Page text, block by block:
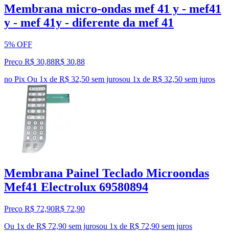
Membrana micro-ondas mef 41 y - mef41
y - mef 41y - diferente da mef 41
5% OFF
Preço R$ 30,88R$ 30,88
no Pix Ou 1x de R$ 32,50 sem jurosou 1x de R$ 32,50 sem juros
Membrana Painel Teclado Microondas
Mef41 Electrolux 69580894
Preço R$ 72,90R$ 72,90
Ou 1x de R$ 72,90 sem jurosou 1x de R$ 72,90 sem juros